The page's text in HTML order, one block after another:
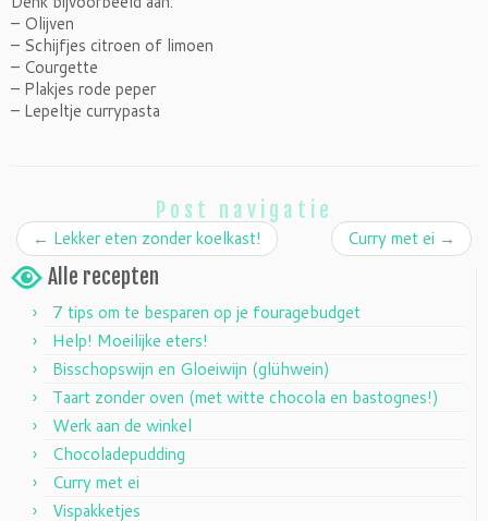
– Olijven
– Schijfjes citroen of limoen
– Courgette
– Plakjes rode peper
– Lepeltje currypasta
Post navigatie
← Lekker eten zonder koelkast! Curry met ei →
Alle recepten
7 tips om te besparen op je fouragebudget
Help! Moeilijke eters!
Bisschopswijn en Gloeiwijn (glühwein)
Taart zonder oven (met witte chocola en bastognes!)
Werk aan de winkel
Chocoladepudding
Curry met ei
Vispakketjes